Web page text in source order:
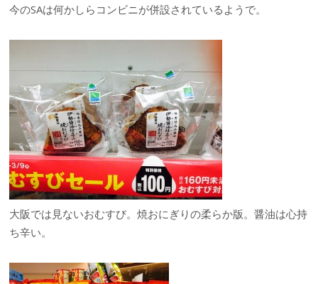
今のSAは何かしらコンビニが併設されているようで。
大阪では見ないおむすび。焼おにぎりの柔らか版。醤油は心持
ち辛い。